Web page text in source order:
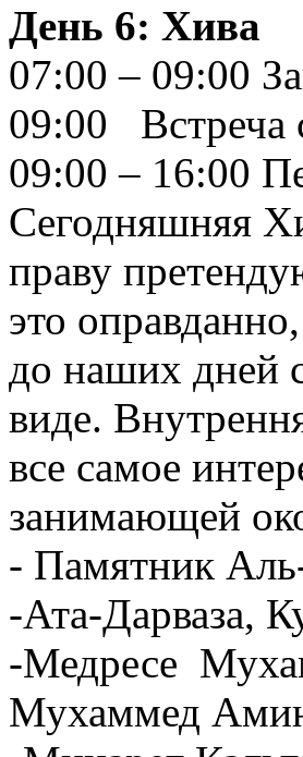
День 6: Хива
07:00 – 09:00
09:00 Встреча
09:00 – 16:00
Сегодняшняя
праву
это
до наших дней
виде.
все самое
занимающей
- Памятник
-Ата-Дарваза,
-Медресе
Мухаммед